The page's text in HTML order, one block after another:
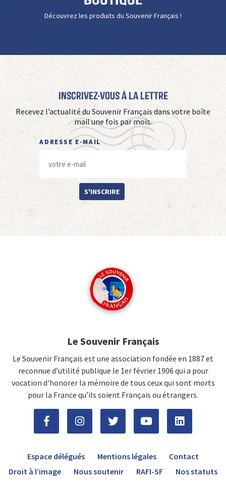
Découvrez les produits du Souvenir Français !
Inscrivez-vous à La Lettre
Recevez l’actualité du Souvenir Français dans votre boîte
mail une fois par mois.
ADRESSE E-MAIL
S'INSCRIRE
Le Souvenir Français
Le Souvenir Français est une association fondée en 1887 et
reconnue d’utilité publique le 1er février 1906 qui a pour
vocation d'honorer la mémoire de tous ceux qui sont morts
pour la France qu’ils soient Français ou étrangers.
Espace délégués Mentions légales
Contact
Droit à l’image
Nous soutenir RAFI-SF Nos statuts